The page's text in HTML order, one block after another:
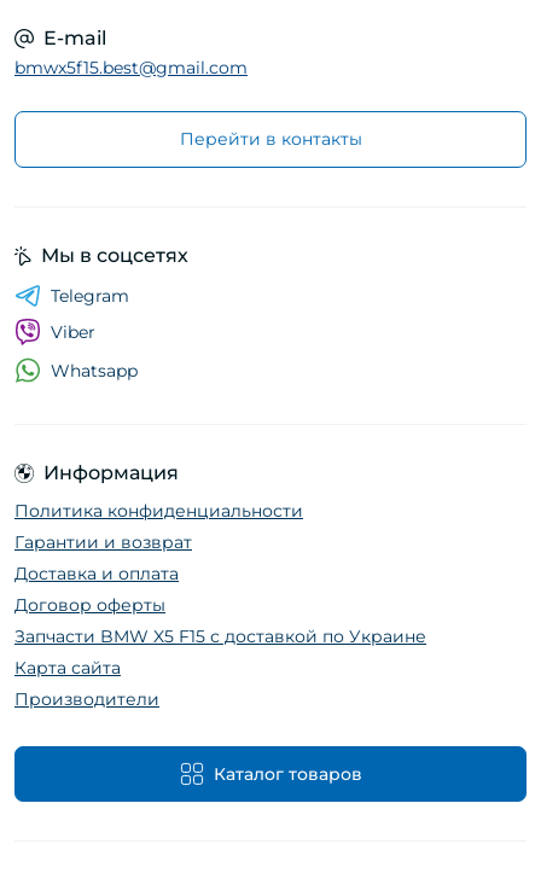
E-mail
bmwx5f15.best@gmail.com
Перейти в контакты
Информация
Политика конфиденциальности
Гарантии и возврат
Доставка и оплата
Договор оферты
Запчасти BMW X5 F15 с доставкой по Украине
Карта сайта
Производители
Каталог товаров
Мы в соцсетях
Telegram
Viber
Whatsapp